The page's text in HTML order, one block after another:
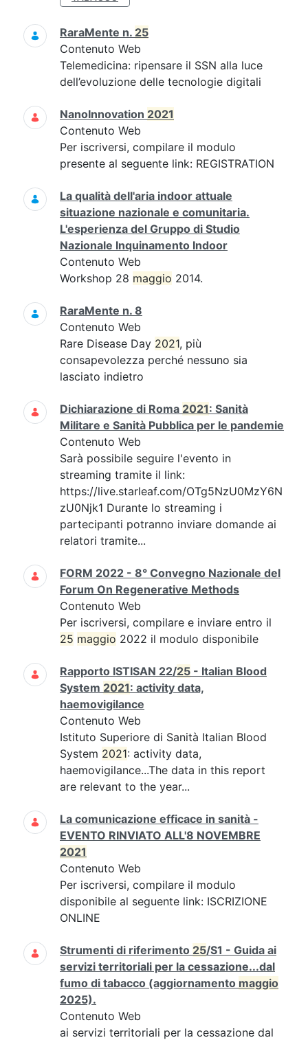
RaraMente n. 25
Contenuto Web
Telemedicina: ripensare il SSN alla luce
dell’evoluzione delle tecnologie digitali
NanoInnovation 2021
Contenuto Web
Per iscriversi, compilare il modulo
presente al seguente link: REGISTRATION
La qualità dell'aria indoor attuale
situazione nazionale e comunitaria.
L'esperienza del Gruppo di Studio
Nazionale Inquinamento Indoor
Contenuto Web
Workshop 28 maggio 2014.
RaraMente n. 8
Contenuto Web
Rare Disease Day 2021, più
consapevolezza perché nessuno sia
lasciato indietro
Dichiarazione di Roma 2021: Sanità
Militare e Sanità Pubblica per le pandemie
Contenuto Web
Sarà possibile seguire l'evento in
streaming tramite il link:
https://live.starleaf.com/OTg5NzU0MzY6N
zU0Njk1 Durante lo streaming i
partecipanti potranno inviare domande ai
relatori tramite...
FORM 2022 - 8° Convegno Nazionale del
Forum On Regenerative Methods
Contenuto Web
Per iscriversi, compilare e inviare entro il
25 maggio 2022 il modulo disponibile
Rapporto ISTISAN 22/25 - Italian Blood
System 2021: activity data,
haemovigilance
Contenuto Web
Istituto Superiore di Sanità Italian Blood
System 2021: activity data,
haemovigilance...The data in this report
are relevant to the year...
La comunicazione efficace in sanità -
EVENTO RINVIATO ALL'8 NOVEMBRE
2021
Contenuto Web
Per iscriversi, compilare il modulo
disponibile al seguente link: ISCRIZIONE
ONLINE
Strumenti di riferimento 25/S1 - Guida ai
servizi territoriali per la cessazione...dal
fumo di tabacco (aggiornamento maggio
2025).
Contenuto Web
ai servizi territoriali per la cessazione dal